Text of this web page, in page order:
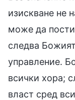
изискване не
може да
следва
управление.
всички хора;
власт сред